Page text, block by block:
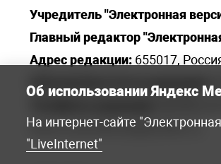
Учредитель "Электронная
Главный редактор
Адрес редакции: 655017,
Электронная почта редакции:
elena.s.korotkowa@yandex.ru.
Об использовании Яндекс
На интернет-сайте
"LiveInternet"